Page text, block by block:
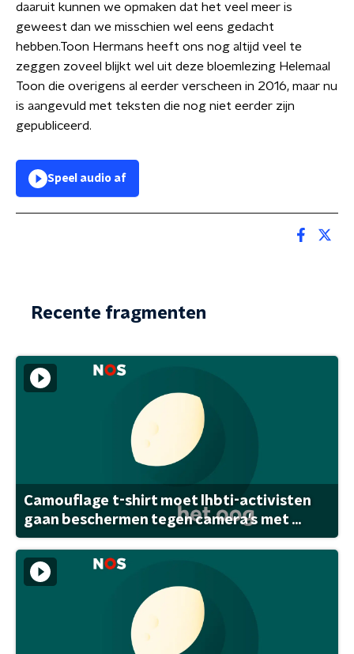
daaruit kunnen we opmaken dat het veel meer is
geweest dan we misschien wel eens gedacht
hebben.Toon Hermans heeft ons nog altijd veel te
zeggen zoveel blijkt wel uit deze bloemlezing Helemaal
Toon die overigens al eerder verscheen in 2016, maar nu
is aangevuld met teksten die nog niet eerder zijn
gepubliceerd.
Speel audio af
Recente fragmenten
Camouflage t-shirt moet lhbti-activisten
gaan beschermen tegen camera's met ...